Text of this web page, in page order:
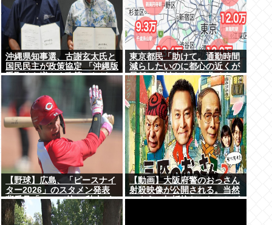
沖縄県知事選、古謝玄太氏と
国民民主が政策協定 「沖縄版
手取りを増やす政策」など5
東京都民「助けて。通勤時間
減らしたいのに都心の近くが
最低10万払わないと住めない
の」
【野球】広島、「ピースナイ
ター2026」のスタメン発表
背番号「86」で統一 秋山が
カープ移籍後初の4番 小園は
6番
【動画】大阪府警のおっさん
射殺映像が公開される。当然
のように無抵抗だったことが